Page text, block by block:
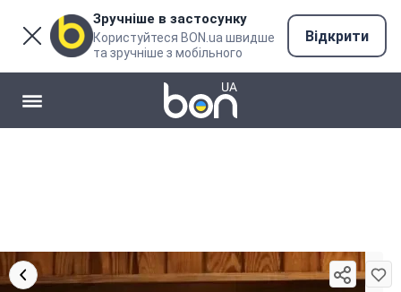
Зручніше в застосунку
Користуйтеся BON.ua швидше
та зручніше з мобільного
Відкрити